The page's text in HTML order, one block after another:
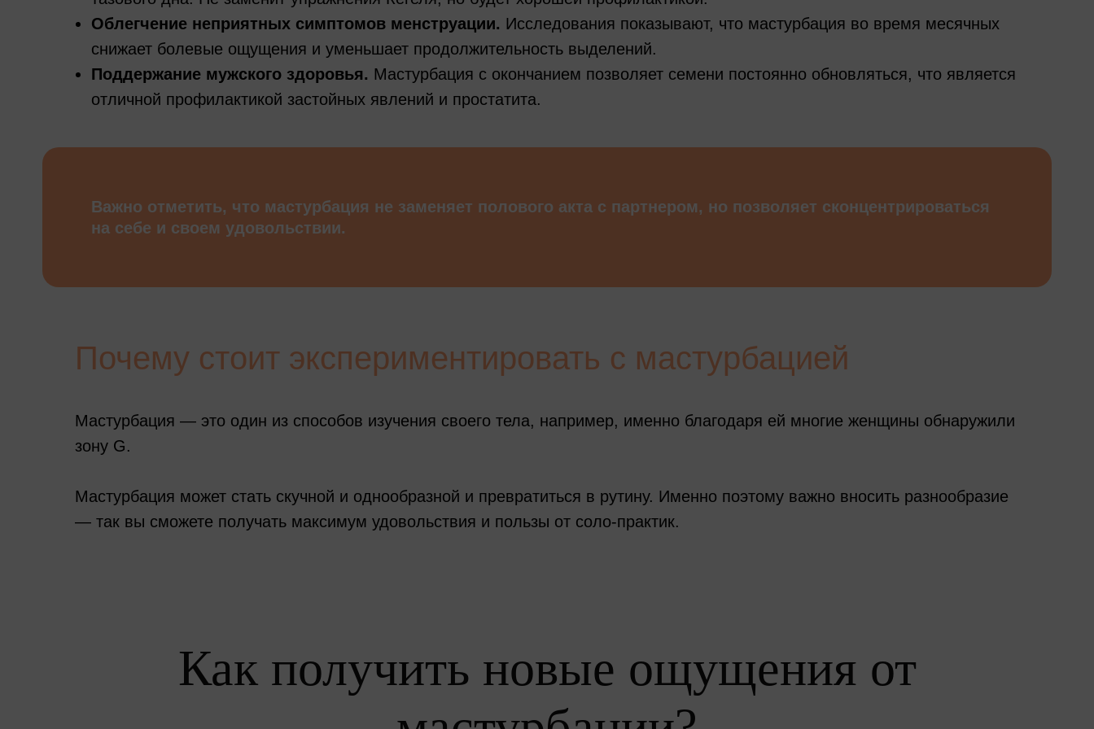
Облегчение неприятных симптомов менструации. Исследования показывают, что мастурбация во время месячных
снижает болевые ощущения и уменьшает продолжительность выделений.
Поддержание мужского здоровья. Мастурбация с окончанием позволяет семени постоянно обновляться, что является
отличной профилактикой застойных явлений и простатита.
Важно отметить, что мастурбация не заменяет полового акта с партнером, но позволяет сконцентрироваться
на себе и своем удовольствии.
Почему стоит экспериментировать с мастурбацией
Мастурбация — это один из способов изучения своего тела, например, именно благодаря ей многие женщины обнаружили
зону G.
Мастурбация может стать скучной и однообразной и превратиться в рутину. Именно поэтому важно вносить разнообразие
— так вы сможете получать максимум удовольствия и пользы от соло-практик.
Как получить новые ощущения от